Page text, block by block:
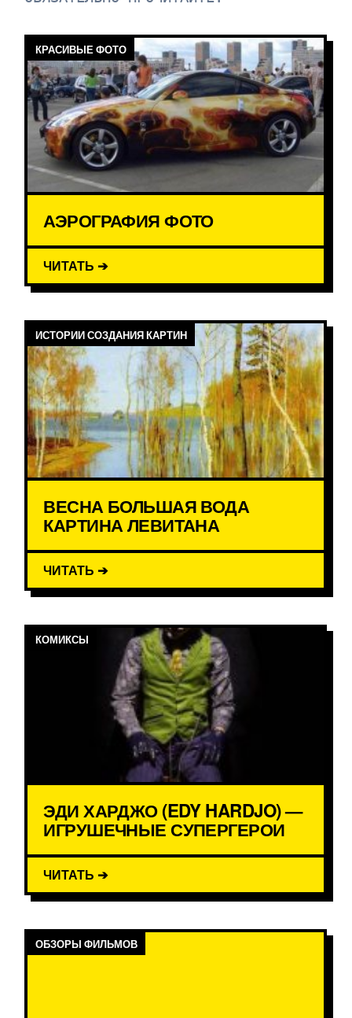
КРАСИВЫЕ ФОТО
АЭРОГРАФИЯ ФОТО
ЧИТАТЬ ➔
ИСТОРИИ СОЗДАНИЯ КАРТИН
ВЕСНА БОЛЬШАЯ ВОДА
КАРТИНА ЛЕВИТАНА
ЧИТАТЬ ➔
КОМИКСЫ
ЭДИ ХАРДЖО (EDY HARDJO) —
ИГРУШЕЧНЫЕ СУПЕРГЕРОИ
ЧИТАТЬ ➔
ОБЗОРЫ ФИЛЬМОВ